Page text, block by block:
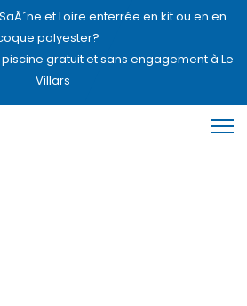
et Loire enterrée en kit ou en en
polyester?
gratuit et sans engagement à Le
Villars